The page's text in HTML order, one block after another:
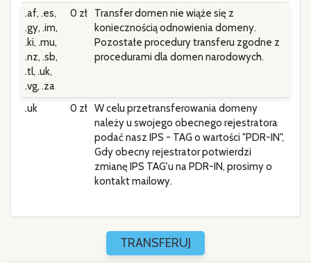
.af, .es,
.gy, .im,
.ki, .mu,
.nz, .sb,
.tl, .uk,
.vg, .za
0 zł
Transfer domen nie wiąże się z
koniecznością odnowienia domeny.
Pozostałe procedury transferu zgodne z
procedurami dla domen narodowych.
.uk 0 zł W celu przetransferowania domeny
należy u swojego obecnego rejestratora
podać nasz IPS - TAG o wartości "PDR-IN",
Gdy obecny rejestrator potwierdzi
zmianę IPS TAG'u na PDR-IN, prosimy o
kontakt mailowy.
TRANSFERUJ